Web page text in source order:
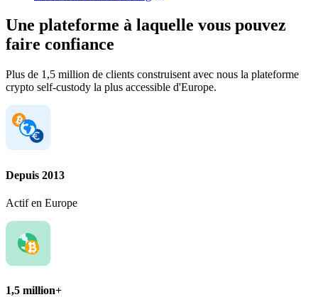
Une plateforme à laquelle vous pouvez
faire confiance
Plus de 1,5 million de clients construisent avec nous la plateforme
crypto self-custody la plus accessible d'Europe.
Depuis 2013
Actif en Europe
1,5 million+